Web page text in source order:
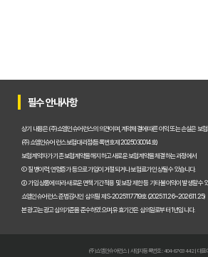
필수 안내사항
상기 내용은 (주)쇼엠인슈어런스의 의견이며, 계약체결에 따른 이익 또는 손실은 보
(주)쇼엠인슈어런스 보험대리점(등록번호 제2025030014호)
보험계약자가 기존 보험계약을 해지하고 새로운 보험계약을 체결하는 과정에서
① 질병이력, 연령증가 등으로 가입이 거절되거나 보험료가 인상될 수 있습니다.
② 가입 상품에 따라 새로운 면책기간 적용 및 보장 제한 등 기타 불이익이 발생할 수
쇼엠인슈어런스 준법감시인 심의필 제S-2025117719호 (2025.11.26~2026.11.25)
본 광고는 광고심의기준을 준수하였으며, 유효기간은 심의일로부터 1년입니다.
(주)쇼엠인슈어런스 | 사업자등록번호 : 404-87-03442 | 대표